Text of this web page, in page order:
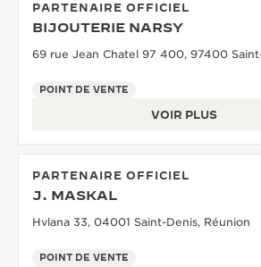
PARTENAIRE OFFICIEL
BIJOUTERIE NARSY
69 rue Jean Chatel 97 400, 97400
POINT DE VENTE
VOIR PLUS
PARTENAIRE OFFICIEL
J. MASKAL
Hvlana 33, 04001 Saint-Denis, Réunion
POINT DE VENTE